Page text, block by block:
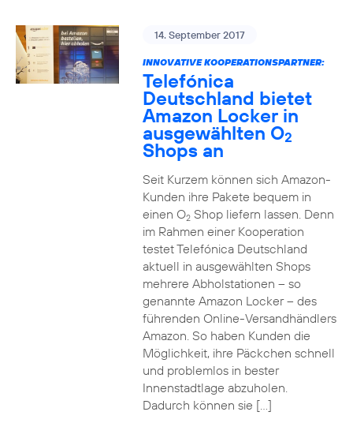
14. September 2017
INNOVATIVE KOOPERATIONSPARTNER:
Telefónica
Deutschland bietet
Amazon Locker in
ausgewählten O2
Shops an
Seit Kurzem können sich Amazon-
Kunden ihre Pakete bequem in
einen O2Shop liefern lassen. Denn
im Rahmen einer Kooperation
testet Telefónica Deutschland
aktuell in ausgewählten Shops
mehrere Abholstationen – so
genannte Amazon Locker – des
führenden Online-Versandhändlers
Amazon. So haben Kunden die
Möglichkeit, ihre Päckchen schnell
und problemlos in bester
Innenstadtlage abzuholen.
Dadurch können sie […]